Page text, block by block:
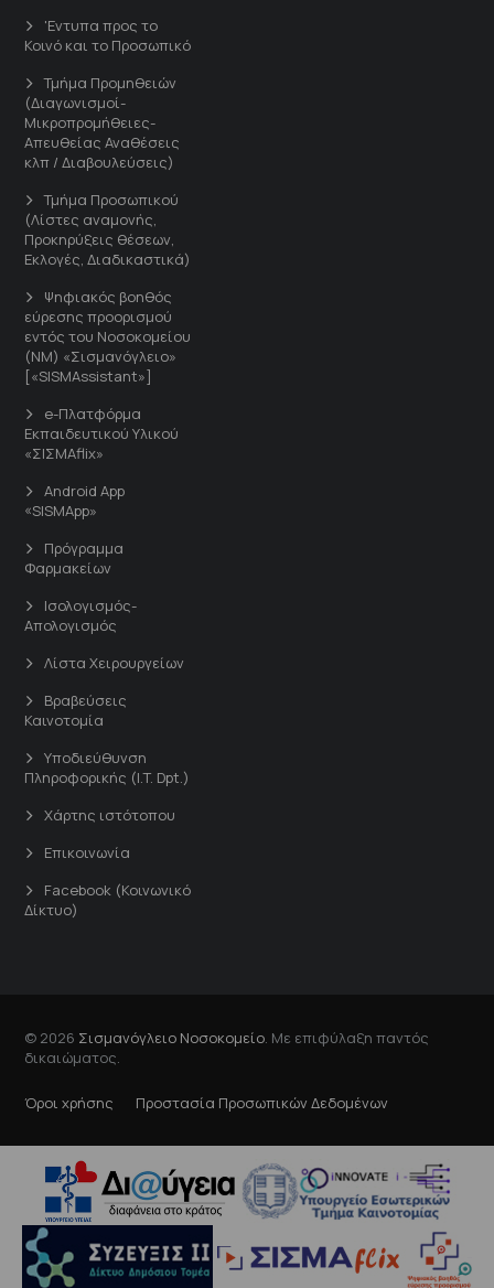
'Εντυπα προς το
Κοινό και το Προσωπικό
Τμήμα Προμηθειών
(Διαγωνισμοί-
Μικροπρομήθειες-
Απευθείας Αναθέσεις
κλπ / Διαβουλεύσεις)
Τμήμα Προσωπικού
(Λίστες αναμονής,
Προκηρύξεις θέσεων,
Εκλογές, Διαδικαστικά)
Ψηφιακός βοηθός
εύρεσης προορισμού
εντός του Νοσοκομείου
(ΝΜ) «Σισμανόγλειο»
[«SISMAssistant»]
e-Πλατφόρμα
Εκπαιδευτικού Υλικού
«ΣΙΣΜΑflix»
Android App
«SISMApp»
Πρόγραμμα
Φαρμακείων
Ισολογισμός-
Απολογισμός
Λίστα Χειρουργείων
Βραβεύσεις
Καινοτομία
Υποδιεύθυνση
Πληροφορικής (I.T. Dpt.)
Χάρτης ιστότοπου
Επικοινωνία
Facebook (Κοινωνικό
Δίκτυο)
© 2026 Σισμανόγλειο Νοσοκομείο . Με επιφύλαξη παντός
δικαιώματος.
Όροι χρήσης Προστασία Προσωπικών Δεδομένων